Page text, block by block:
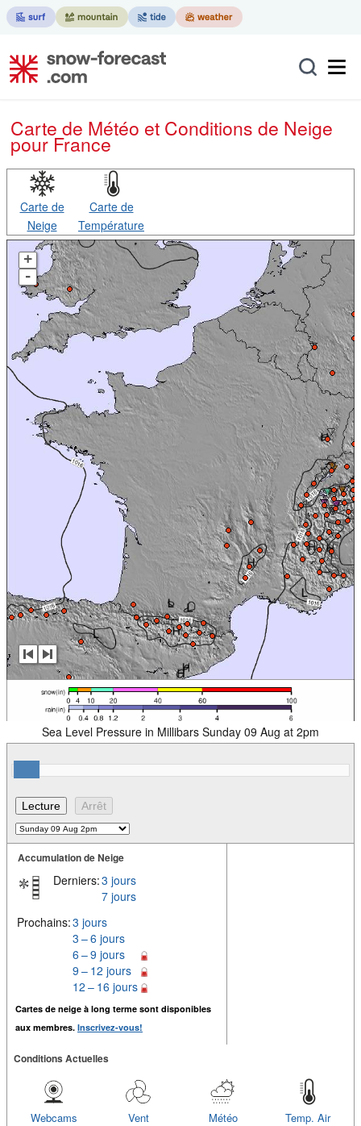
Carte de Météo et Conditions de Neige
pour France
Carte de
Neige
Carte de
Température
+
-
Sea Level Pressure in Millibars Sunday 09 Aug at 2pm
Accumulation de Neige
Derniers:3 jours
7 jours
Prochains:3 jours
3 – 6 jours
6 – 9 jours
9 – 12 jours
12 – 16 jours
Cartes de neige à long terme sont disponibles
aux membres. Inscrivez-vous!
Conditions Actuelles
Temp. Air
Météo
Vent
Webcams